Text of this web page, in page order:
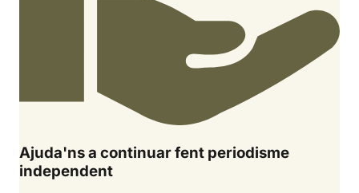
Ajuda'ns a continuar fent periodisme
independent